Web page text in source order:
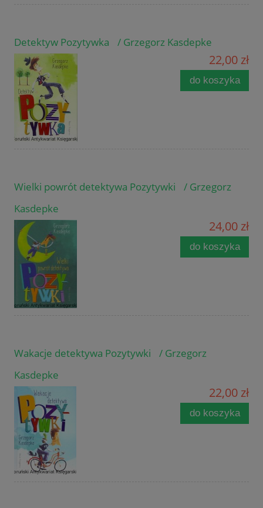
Detektyw Pozytywka / Grzegorz Kasdepke
22,00 zł
do koszyka
Wielki powrót detektywa Pozytywki / Grzegorz
Kasdepke
24,00 zł
do koszyka
Wakacje detektywa Pozytywki / Grzegorz
Kasdepke
22,00 zł
do koszyka